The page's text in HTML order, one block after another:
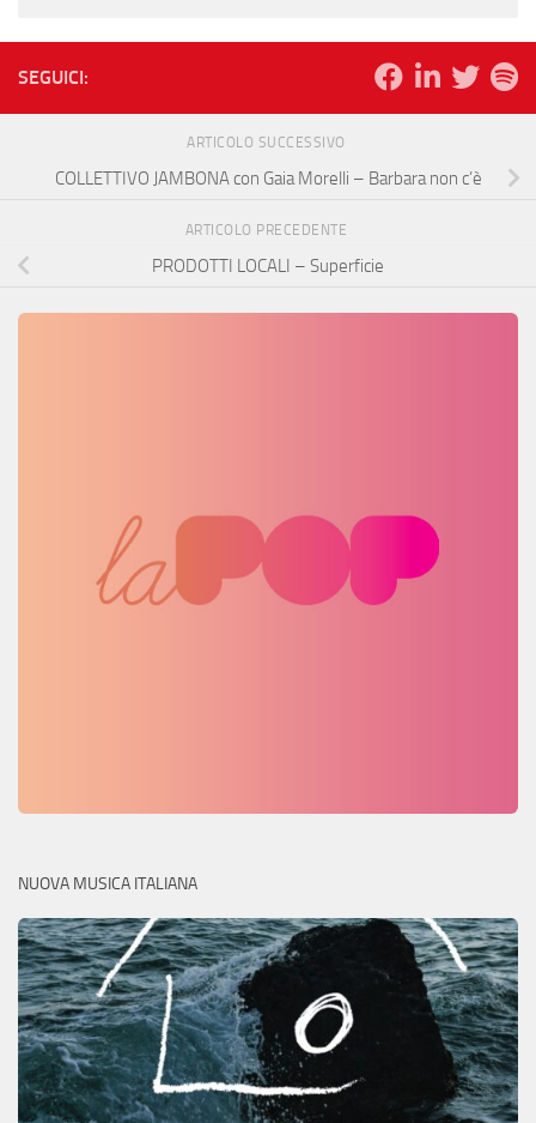
SEGUICI:
ARTICOLO SUCCESSIVO
COLLETTIVO JAMBONA con Gaia Morelli – Barbara non c’è
ARTICOLO PRECEDENTE
PRODOTTI LOCALI – Superficie
NUOVA MUSICA ITALIANA